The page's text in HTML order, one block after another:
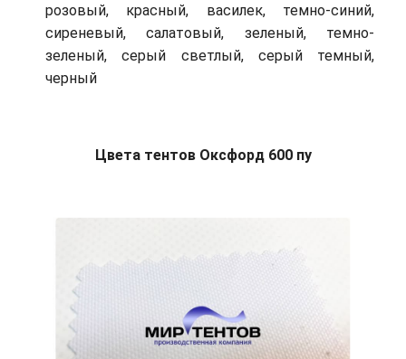
розовый, красный, василек, темно-синий,
сиреневый, салатовый, зеленый, темно-
зеленый, серый светлый, серый темный,
черный
Цвета тентов Оксфорд 600 пу